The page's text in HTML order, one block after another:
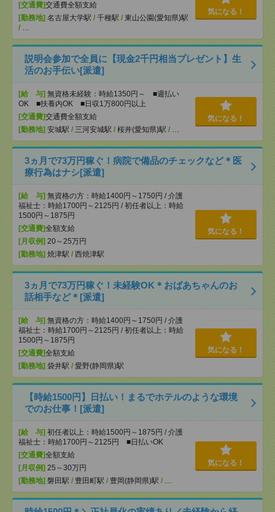
[交通費]交通費全額支給
[勤務地] 名古屋大学駅 / 千種駅 / 東山公園(愛知県)駅
/ …
気になる！
説明会参加で全員に【現金2千円相当プレゼント】生
活のお手伝い[派遣]
[給 与] 無資格未経験：時給1350円～ ■週払い
OK ■扶養内OK ■日収1万800円以上
[交通費]交通費全額支給
[勤務地] 安城駅 / 三河安城駅 / 桜井(愛知県)駅 / …
気になる！
3ヵ月で73万円稼ぐ！病院で備品のチェックなど＊医
療行為はナシ[派遣]
[給 与] 無資格の方：時給1400円～1750円 / 介護
福祉士：時給1700円～2125円 / 初任者以上：時給
1500円～1875円
[交通費]全額支給
[月収例] 20～25万円
[勤務地] 焼津駅 / 西焼津駅
気になる！
3ヵ月で73万円稼ぐ！未経験OK＊おばあちゃんのお
話相手など＊[派遣]
[給 与] 無資格の方：時給1400円～1750円 / 介護
福祉士：時給1700円～2125円 / 初任者以上：時給
1500円～1875円
[交通費]全額支給
[勤務地] 袋井駅 / 愛野(静岡県)駅
気になる！
【時給1500円】日払い！まるでホテルのような環境
でのお仕事！[派遣]
[給 与] 初任者以上：時給1500円～1875円 / 介護
福祉士：時給1700円～2125円 ■日払いOK
[交通費]全額支給
[月収例] 25～30万円
[勤務地] 磐田駅 / 豊田町駅 / 豊岡(静岡県)駅 / …
気になる！